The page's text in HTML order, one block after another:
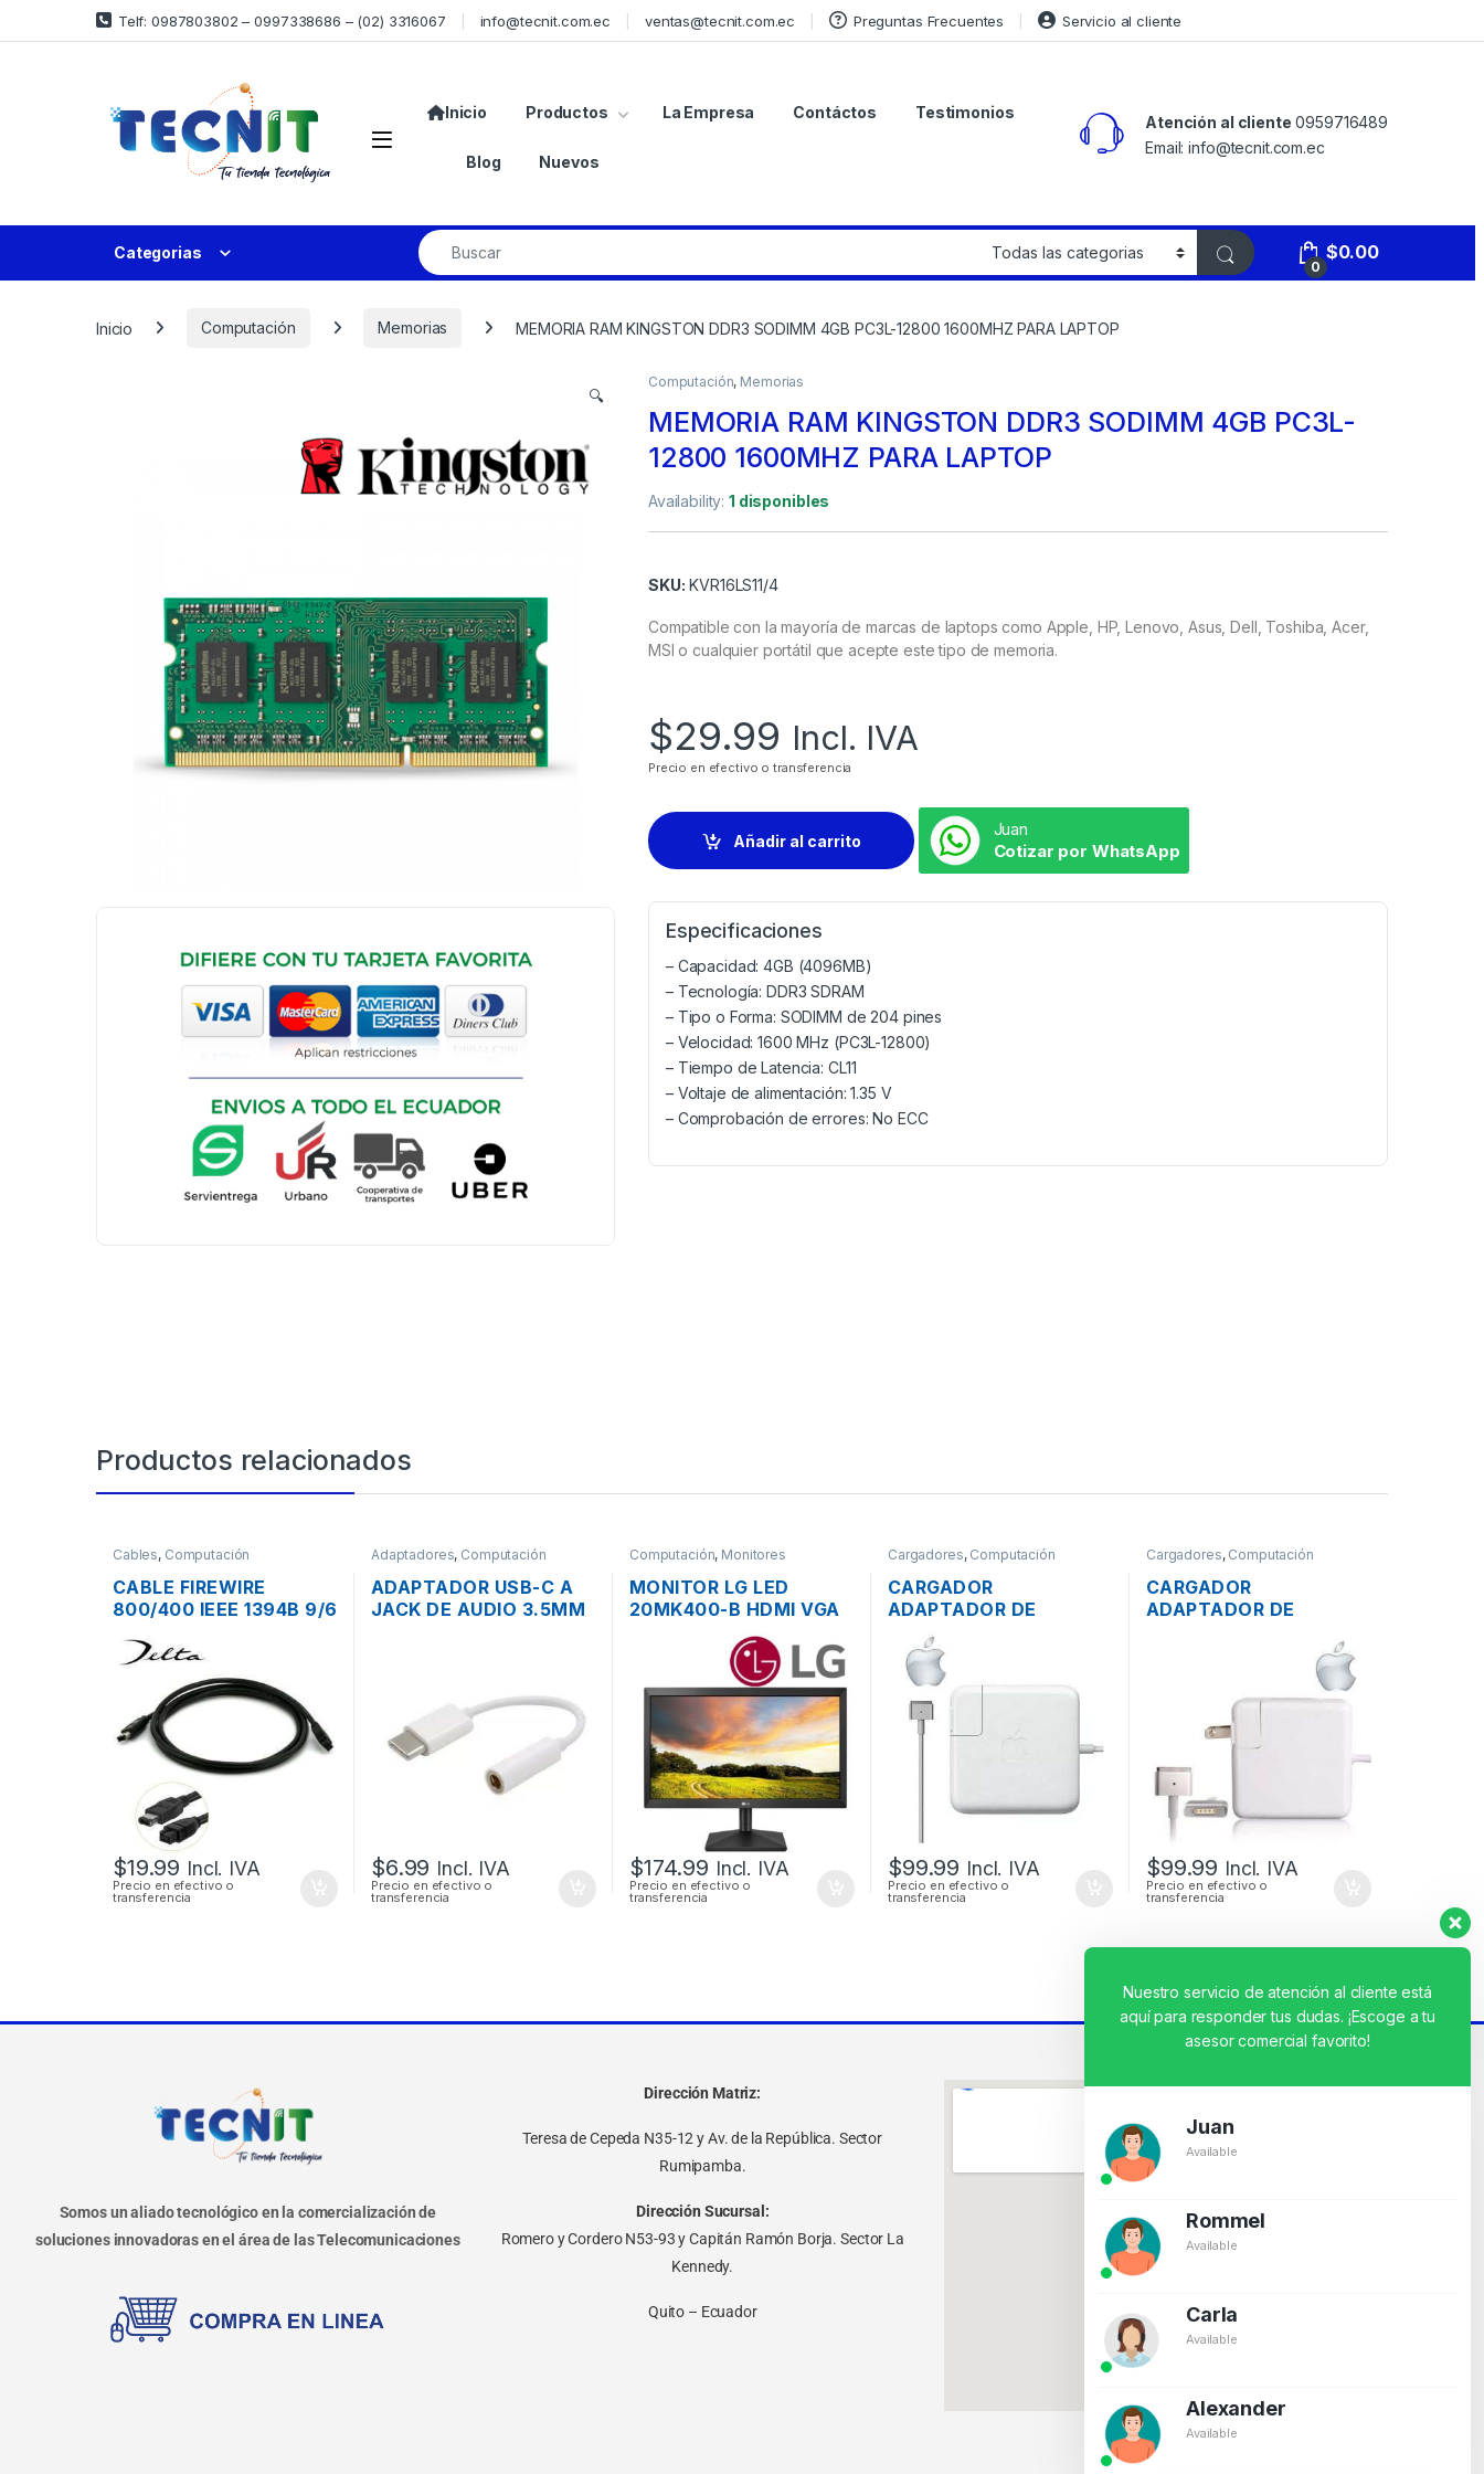
Telf: 0987803802 – 0997338686 – (02) 3316067 info@tecnit.com.ec ventas@tecnit.com.ec Preguntas Frecuentes Servicio al cliente
Inicio Productos La Empresa Contáctos Testimonios
Blog Nuevos
Atención al cliente 0959716489
Email: info@tecnit.com.ec
Categorias
0
$0.00
Inicio Computación Memorias MEMORIA RAM KINGSTON DDR3 SODIMM 4GB PC3L-12800 1600MHZ PARA LAPTOP
🔍
Computación, Memorias
MEMORIA RAM KINGSTON DDR3 SODIMM 4GB PC3L-
12800 1600MHZ PARA LAPTOP
Availability:1 disponibles
SKU: KVR16LS11/4
Compatible con la mayoría de marcas de laptops como Apple, HP, Lenovo, Asus, Dell, Toshiba, Acer,
MSI o cualquier portátil que acepte este tipo de memoria.
$29.99 Incl. IVA
Precio en efectivo o transferencia
Añadir al carrito
Juan
Cotizar por WhatsApp
Especificaciones
– Capacidad: 4GB (4096MB)
– Tecnología: DDR3 SDRAM
– Tipo o Forma: SODIMM de 204 pines
– Velocidad: 1600 MHz (PC3L-12800)
– Tiempo de Latencia: CL11
– Voltaje de alimentación: 1.35 V
– Comprobación de errores: No ECC
Productos relacionados
Cables, Computación
CABLE FIREWIRE
800/400 IEEE 1394B 9/6
60CM
$19.99 Incl. IVA
Precio en efectivo o
transferencia
Adaptadores, Computación
ADAPTADOR USB-C A
JACK DE AUDIO 3.5MM
$6.99 Incl. IVA
Precio en efectivo o
transferencia
Computación, Monitores
MONITOR LG LED
20MK400-B HDMI VGA
FLAT PANEL WIDE
SCREEN DE 20”
$174.99 Incl. IVA
Precio en efectivo o
transferencia
Cargadores, Computación
CARGADOR
ADAPTADOR DE
MAC APPLE MAGSAFE 2
20V 4.25A 85W
ORIGINAL + CABLE DE
PODER
$99.99 Incl. IVA
Precio en efectivo o
transferencia
Cargadores, Computación
CARGADOR
ADAPTADOR DE
A1436 PARA MACBOOK
AIR MAGSAFE2 14.85V
3.05A 45W ORIGINAL
$99.99 Incl. IVA
Precio en efectivo o
transferencia
Somos un aliado tecnológico en la comercialización de
soluciones innovadoras en el área de las Telecomunicaciones
Dirección Matriz:
Teresa de Cepeda N35-12 y Av. de la República. Sector
Rumipamba.
Dirección Sucursal:
Romero y Cordero N53-93 y Capitán Ramón Borja. Sector La
Kennedy.
Quito – Ecuador
Nuestro servicio de atención al cliente está
aquí para responder tus dudas. ¡Escoge a tu
asesor comercial favorito!
Juan
Available
Rommel
Available
Carla
Available
Alexander
Available